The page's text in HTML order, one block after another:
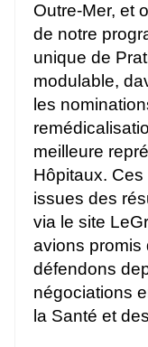
Outre-Mer, et
de notre
unique de
modulable,
les
meilleure
Hôpitaux.
issues des
via le site
avions promis
défendons
négociations
la Santé et